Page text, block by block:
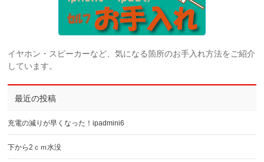
イヤホン・スピーカーなど、気になる箇所のお手入れ方法をご紹介
しています。
最近の投稿
充電の減りが早くなった！ipadmini6
下から2ｃｍ水没